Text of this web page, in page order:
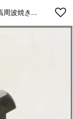
各種熱処理、調質、真空焼き入れ、高周波焼き入れ、浸炭焼き入れ、